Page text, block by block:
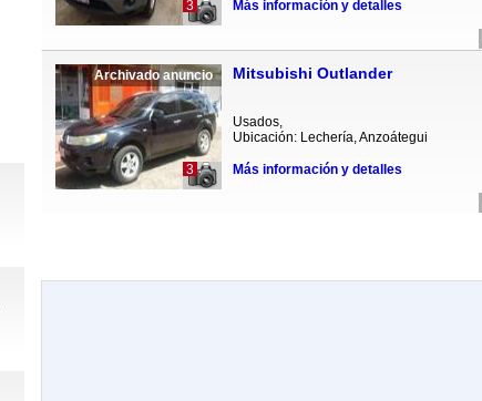
3 Más información y detalles
Archivado anuncio
3
Mitsubishi Outlander
Usados,
Ubicación: Lechería, Anzoátegui
Más información y detalles